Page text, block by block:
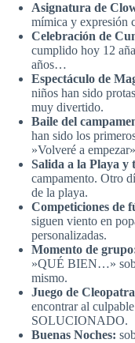
Asignatura de
mímica y expresión
Celebración de
cumplido hoy 12
años…
Espectáculo de
niños han sido
muy divertido.
Baile del
han sido los
»Volveré a empezar»
Salida a la Playa y
campamento. Otro
de la playa.
Competiciones de
siguen viento en
personalizadas.
Momento de
»QUÉ BIEN…»
mismo.
Juego de
encontrar al
SOLUCIONADO.
Buenas Noches: